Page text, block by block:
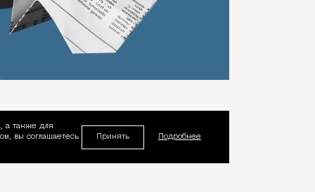
а также для
вы соглашаетесь
Принять Подробнее